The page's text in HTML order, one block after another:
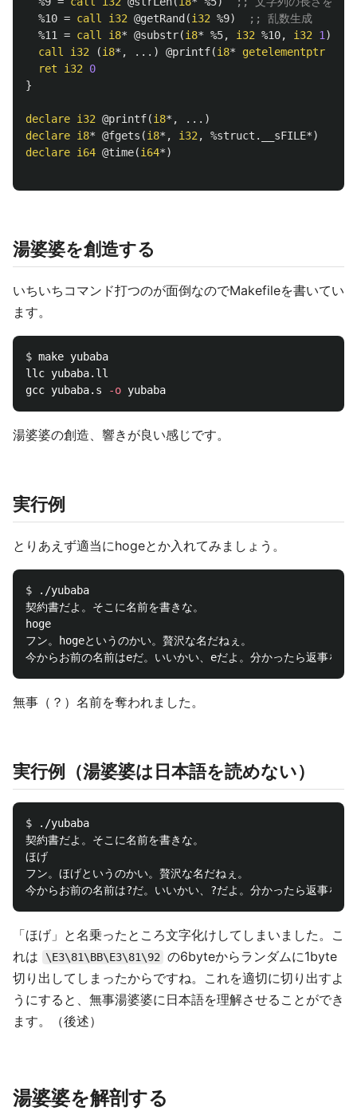
%10 = call i32 @getRand (i32 %9)
;; 乱数生成
%11
= call i8* @substr(i8* %5, i32 %10, i32 1 )
call
i32 (i8*, ...) @printf(i8* getelementptr
ret
i32
0
}
declare i32 @printf(i8*,
...)
declare i8* @fgets (i8*, i32 , %struct.__sFILE*)
declare i64 @time(i64*)
湯婆婆を創造する
いちいちコマンド打つのが面倒なのでMakefileを書いてい
ます。
$ make yubaba
llc yubaba.ll
gcc yubaba.s
-o
湯婆婆の創造、響きが良い感じです。
実行例
とりあえず適当にhogeとか入れてみましょう。
$
./yubaba
契約書だよ。そこに名前を書きな。
hoge
フン。hogeというのかい。贅沢な名だねぇ。
無事（？）名前を奪われました。
実行例（湯婆婆は日本語を読めない）
$
./yubaba
契約書だよ。そこに名前を書きな。
ほげ
フン。ほげというのかい。贅沢な名だねぇ。
「ほげ」と名乗ったところ文字化けしてしまいました。こ
れは
\E3\81\BB\E3\81\92
の6byteからランダムに1byte
切り出してしまったからですね。これを適切に切り出すよ
うにすると、無事湯婆婆に日本語を理解させることができ
ます。（後述）
湯婆婆を解剖する